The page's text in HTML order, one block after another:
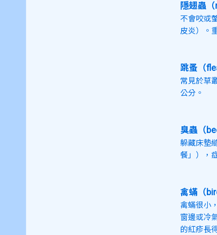
隱翅蟲
不會咬或
皮炎）。
跳蚤（
常見於草
公分。
臭蟲（
躲藏床墊
餐」），
禽蟎（
禽蟎很小
窗邊或冷
的紅疹長